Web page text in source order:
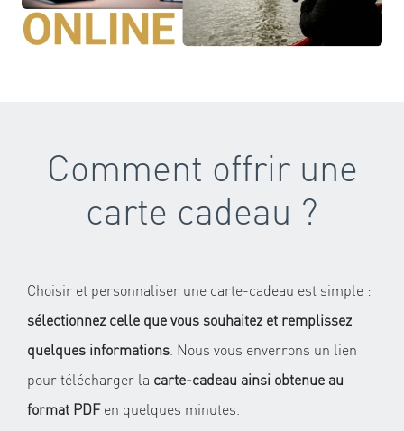
Comment offrir une
carte cadeau ?
Choisir et personnaliser une carte-cadeau est simple :
sélectionnez celle que vous souhaitez et remplissez
quelques informations
pour télécharger la carte-cadeau ainsi obtenue au
format PDFen quelques minutes.